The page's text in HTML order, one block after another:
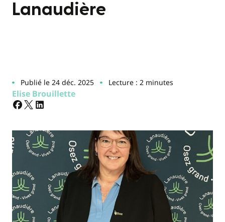
Lanaudière
Publié le 24 déc. 2025 Lecture : 2 minutes
Elise Brouillette